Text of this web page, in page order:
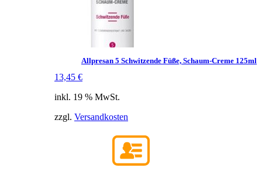
Allpresan 5 Schwitzende Füße, Schaum-Creme 125ml
13,45 €
inkl. 19 % MwSt.
zzgl. Versandkosten